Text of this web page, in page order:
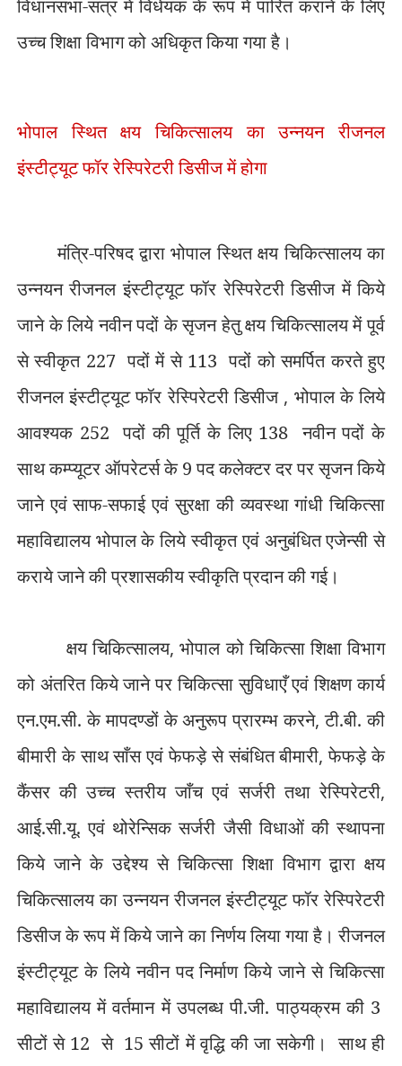
विधानसभा-सत्र में विधेयक के रूप में पारित कराने के लिए
उच्च शिक्षा विभाग को अधिकृत किया गया है।
भोपाल स्थित क्षय चिकित्सालय का उन्नयन रीजनल
इंस्टीट्यूट फॉर रेस्पिरेटरी डिसीज में होगा
मंत्रि-परिषद द्वारा भोपाल स्थित क्षय चिकित्सालय का
उन्नयन रीजनल इंस्टीट्यूट फॉर रेस्पिरेटरी डिसीज में किये
जाने के लिये नवीन पदों के सृजन हेतु क्षय चिकित्सालय में पूर्व
से स्वीकृत 227 पदों में से 113 पदों को समर्पित करते हुए
रीजनल इंस्टीट्यूट फॉर रेस्पिरेटरी डिसीज , भोपाल के लिये
आवश्यक 252 पदों की पूर्ति के लिए 138 नवीन पदों के
साथ कम्प्यूटर ऑपरेटर्स के 9 पद कलेक्टर दर पर सृजन किये
जाने एवं साफ-सफाई एवं सुरक्षा की व्यवस्था गांधी चिकित्सा
महाविद्यालय भोपाल के लिये स्वीकृत एवं अनुबंधित एजेन्सी से
कराये जाने की प्रशासकीय स्वीकृति प्रदान की गई।
क्षय चिकित्सालय,भोपाल को चिकित्सा शिक्षा विभाग
को अंतरित किये जाने पर चिकित्सा सुविधाएँ एवं शिक्षण कार्य
एन.एम.सी. के मापदण्डों के अनुरूप प्रारम्भ करने,टी.बी. की
बीमारी के साथ साँस एवं फेफड़े से संबंधित बीमारी,फेफड़े के
कैंसर की उच्च स्तरीय जाँच एवं सर्जरी तथा रेस्पिरेटरी,
आई.सी.यू. एवं थोरेन्सिक सर्जरी जैसी विधाओं की स्थापना
किये जाने के उद्देश्य से चिकित्सा शिक्षा विभाग द्वारा क्षय
चिकित्सालय का उन्नयन रीजनल इंस्टीट्यूट फॉर रेस्पिरेटरी
डिसीज के रूप में किये जाने का निर्णय लिया गया है। रीजनल
इंस्टीट्यूट के लिये नवीन पद निर्माण किये जाने से चिकित्सा
महाविद्यालय में वर्तमान में उपलब्ध पी.जी. पाठ्यक्रम की 3
सीटों से 12 से 15 सीटों में वृद्धि की जा सकेगी।
साथ ही